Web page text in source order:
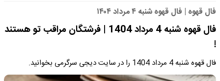
فال قهوه | فال قهوه شنبه ۴ مرداد ۱۴۰۴
فال قهوه شنبه 4 مرداد 1404 | فرشتگان مراقب تو هستند
!
فال قهوه شنبه 4 مرداد 1404 را در سایت دیجی سرگرمی بخوانید.